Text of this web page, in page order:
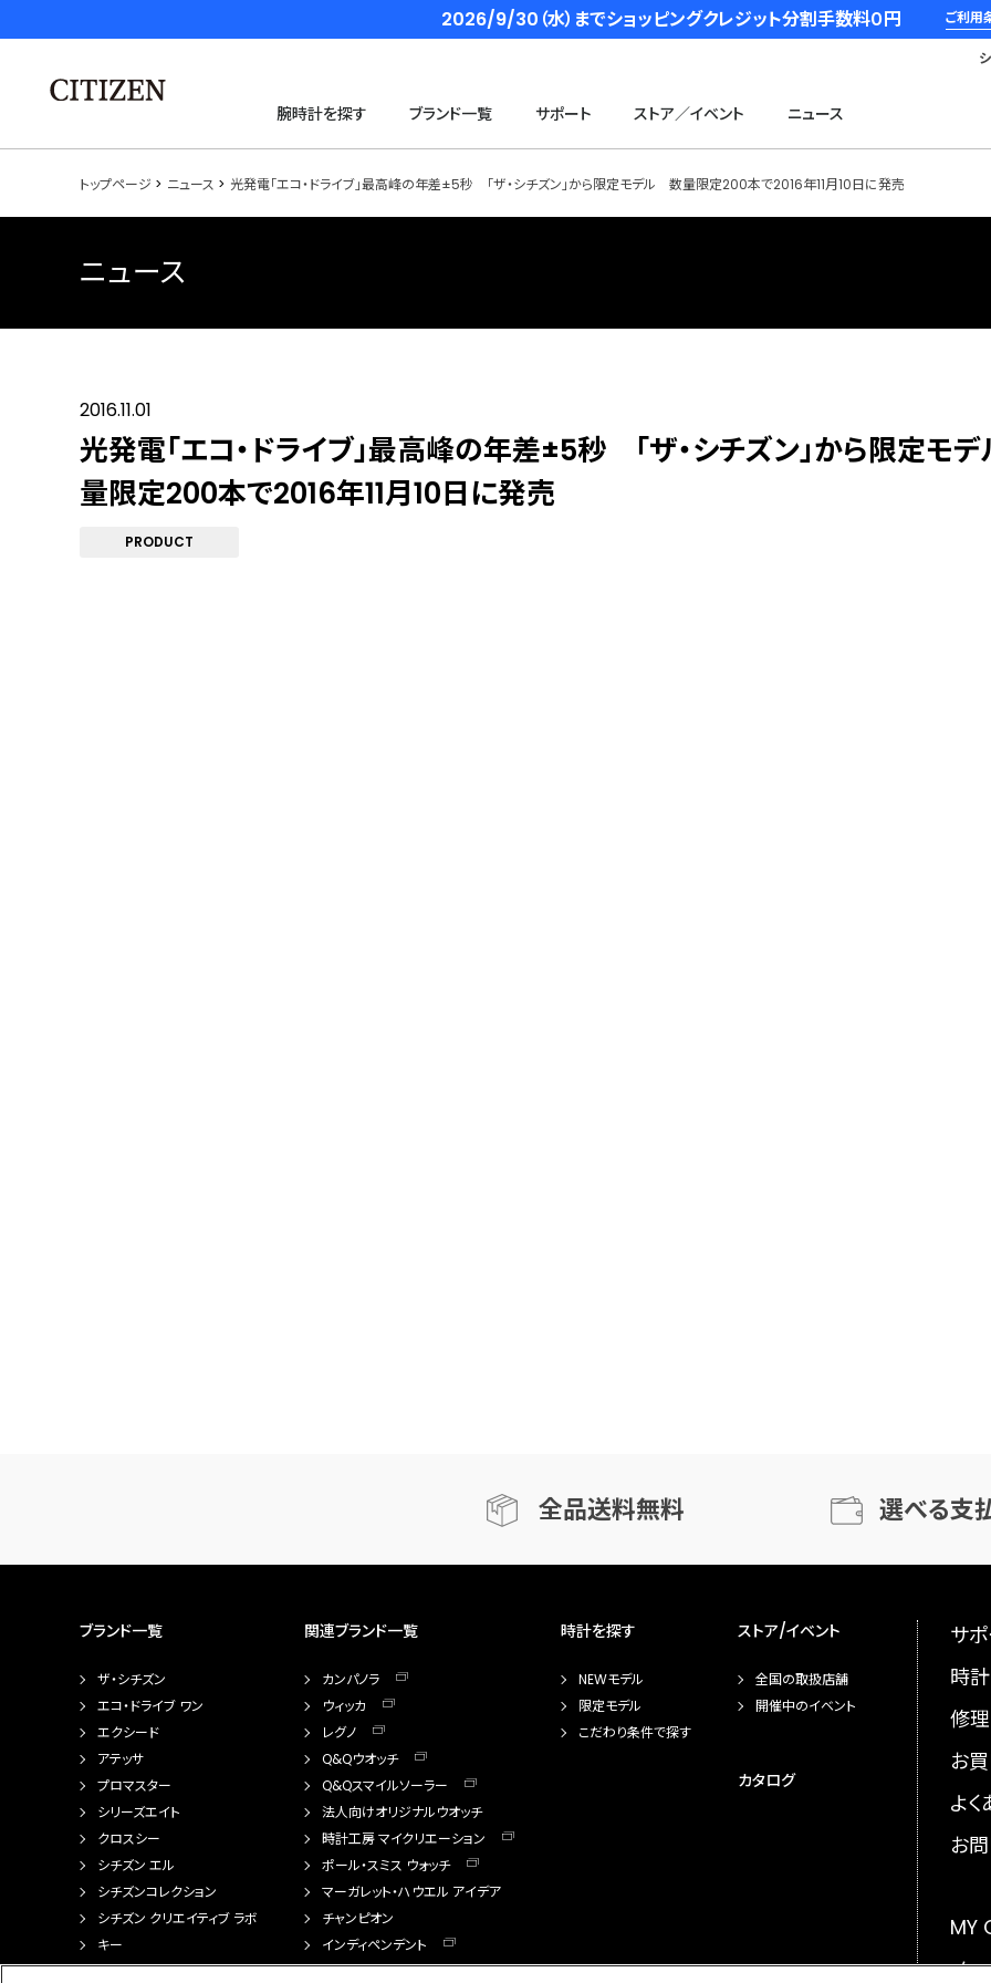
2026/9/30（水）までショッピングクレジット分割手数料０円 ご利用
腕時計を探す ブランド一覧 サポート ストア／イベント ニュース
トップページ ニュース 光発電「エコ・ドライブ」最高峰の年差±5秒 「ザ・シチズン」から限定モデル 数量限定200本で2016年11月10日に発売
ニュース
2016.11.01
光発電「エコ・ドライブ」最高峰の年差±5秒 「ザ・シチズン」から限定モ
量限定200本で2016年11月10日に発売
PRODUCT
全品送料無料 選べる支
ブランド一覧
ザ・シチズン
エコ・ドライブ ワン
エクシード
アテッサ
プロマスター
シリーズエイト
クロスシー
シチズン エル
シチズンコレクション
シチズン クリエイティブ ラボ
キー
FTS（カスタマイズ腕時計）
関連ブランド一覧
カンパノラ
ウィッカ
レグノ
Q&Qウオッチ
Q&Qスマイルソーラー
法人向けオリジナルウオッチ
時計工房 マイクリエーション
ポール・スミス ウォッチ
マーガレット・ハウエル アイデア
チャンピオン
インディペンデント
時計を探す
NEWモデル
限定モデル
こだわり条件で探す
ストア/イベント
全国の取扱店舗
開催中のイベント
カタログ
サ
時
修理
お
よ
お
MY
メ